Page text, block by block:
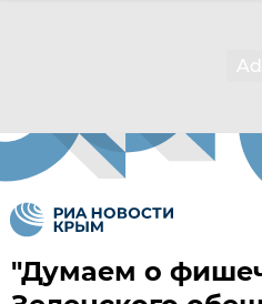
"Думаем о